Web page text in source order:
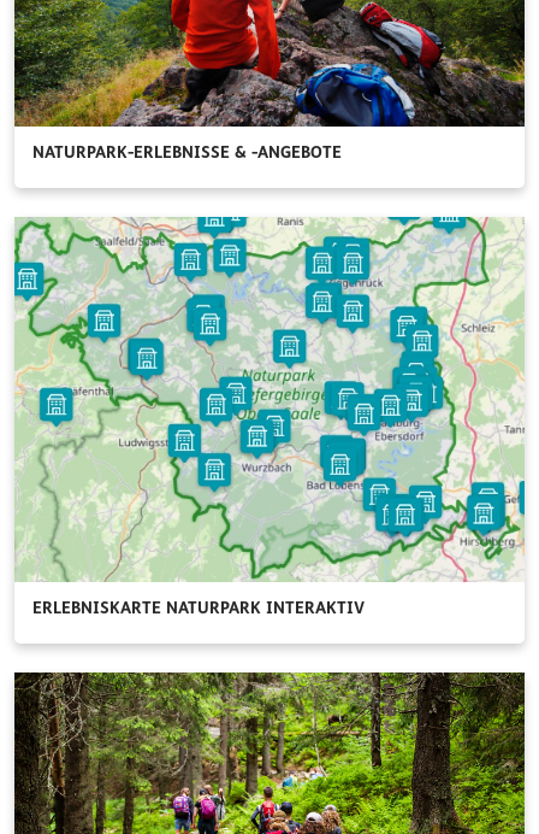
NATURPARK-ERLEBNISSE & -ANGEBOTE
ERLEBNISKARTE NATURPARK INTERAKTIV